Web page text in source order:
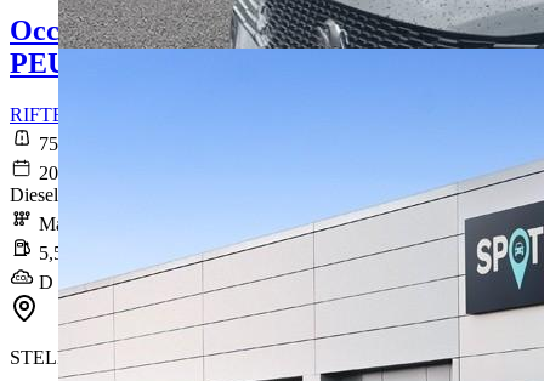
Occasion
PEUGEOT RIFTER
RIFTER Long BlueHDi 100 S&S BVM6 Active
75 219 km
2020-10-01
Diesel
Manuelle
5,5 l/100km
D (145 g/km)
STELLANTIS &YOU LA DÉFENSE